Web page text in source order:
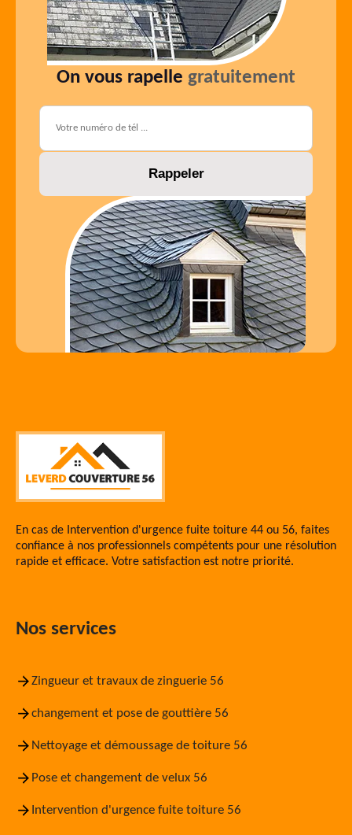
On vous rapelle gratuitement
En cas de Intervention d'urgence fuite toiture 44 ou 56, faites
confiance à nos professionnels compétents pour une résolution
rapide et efficace. Votre satisfaction est notre priorité.
Nos services
Zingueur et travaux de zinguerie 56
changement et pose de gouttière 56
Nettoyage et démoussage de toiture 56
Pose et changement de velux 56
Intervention d'urgence fuite toiture 56